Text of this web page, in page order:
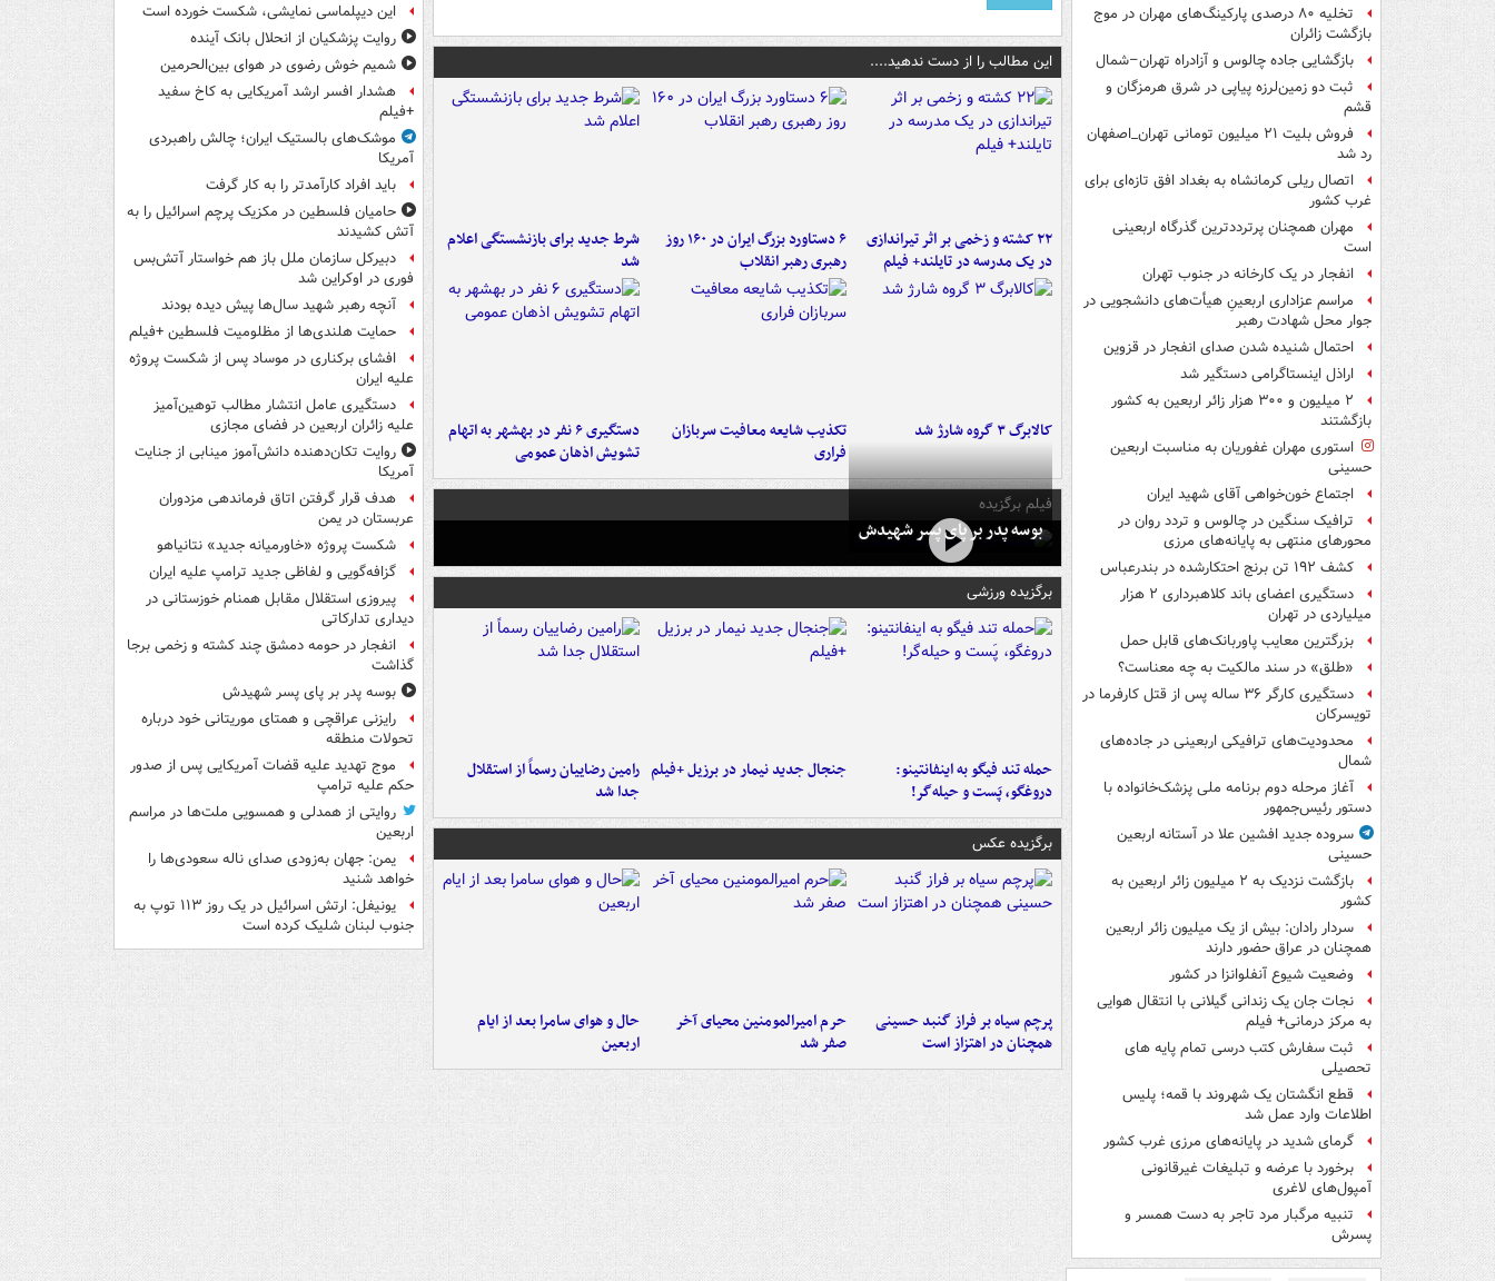
تخلیه ۸۰ درصدی پارکینگ‌های مهران در موج
بازگشت زائران
بازگشایی جاده چالوس و آزادراه تهران–شمال
ثبت دو زمین‌لرزه پیاپی در شرق هرمزگان و
قشم
فروش بلیت ۲۱ میلیون تومانی تهران_اصفهان
رد شد
اتصال ریلی کرمانشاه به بغداد افق تازه‌ای برای
غرب کشور
مهران همچنان پرترددترین گذرگاه اربعینی
است
انفجار در یک کارخانه در جنوب تهران
مراسم عزاداری اربعینِ هیأت‌های دانشجویی در
جوار محل شهادت رهبر
احتمال شنیده شدن صدای انفجار در قزوین
اراذل اینستاگرامی دستگیر شد
۲ میلیون و ۳۰۰ هزار زائر اربعین به کشور
بازگشتند
استوری مهران غفوریان به مناسبت اربعین
حسینی
اجتماع خون‌خواهی آقای شهید ایران
ترافیک سنگین در چالوس و تردد روان در
محورهای منتهی به پایانه‌های مرزی
کشف ۱۹۲ تن برنج احتکارشده در بندرعباس
دستگیری اعضای باند کلاهبرداری ۲ هزار
میلیاردی در تهران
بزرگترین معایب پاوربانک‌های قابل حمل
«طلق» در سند مالکیت به چه معناست؟
دستگیری کارگر ۳۶ ساله پس از قتل کارفرما در
تویسرکان
محدودیت‌های ترافیکی اربعینی در جاده‌های
شمال‌
آغاز مرحله دوم برنامه ملی پزشک‌خانواده با
دستور رئیس‌جمهور
سروده جدید افشین علا در آستانه اربعین
حسینی
بازگشت نزدیک به ۲ میلیون زائر اربعین به
کشور
سردار رادان: بیش از یک میلیون زائر اربعین
همچنان در عراق حضور دارند
وضعیت شیوع آنفلوانزا در کشور
نجات جان یک زندانی گیلانی با انتقال هوایی
به مرکز درمانی+ فیلم
ثبت سفارش کتب درسی تمام پایه های
تحصیلی
قطع انگشتان یک شهروند با قمه؛ پلیس
اطلاعات وارد عمل شد
گرمای شدید در پایانه‌های مرزی غرب کشور
برخورد با عرضه و تبلیغات غیرقانونی
آمپول‌های لاغری
تنبیه مرگبار مرد تاجر به دست همسر و
پسرش
این مطالب را از دست ندهید....
۲۲ کشته و زخمی بر اثر تیراندازی
در یک مدرسه در تایلند+ فیلم
۶ دستاورد بزرگ ایران در ۱۶۰ روز
رهبری رهبر انقلاب
شرط جدید برای بازنشستگی اعلام
شد
کالابرگ ۳ گروه شارژ شد
تکذیب شایعه معافیت سربازان
فراری
دستگیری ۶ نفر در بهشهر به اتهام
تشویش اذهان عمومی
فیلم برگزیده
بوسه‌ پدر بر پای پسر شهیدش
برگزیده ورزشی
حمله تند فیگو به اینفانتینو:
دروغگو، پَست‌ و حیله‌گر!
جنجال جدید نیمار در برزیل +فیلم رامین رضاییان رسماً از استقلال
جدا شد
برگزیده عکس
پرچم سیاه بر فراز گنبد حسینی
همچنان در اهتزاز است
حرم امیرالمومنین محیای آخر
صفر شد
حال و هوای سامرا بعد از ایام
اربعین
این دیپلماسی نمایشی، شکست خورده است
روایت پزشکیان از انحلال بانک آینده
شمیم خوش رضوی در هوای بین‌الحرمین
هشدار افسر ارشد آمریکایی به کاخ سفید
+فیلم
موشک‌های بالستیک ایران؛ چالش راهبردی
آمریکا
باید افراد کارآمدتر را به کار گرفت
حامیان فلسطین در مکزیک پرچم اسرائیل را به
آتش کشیدند
دبیرکل سازمان ملل باز هم خواستار آتش‌بس
فوری در اوکراین شد
آنچه رهبر شهید سال‌ها پیش دیده بودند
حمایت هلندی‌ها از مظلومیت فلسطین +فیلم
افشای برکناری در موساد پس از شکست پروژه
علیه ایران
دستگیری عامل انتشار مطالب توهین‌آمیز
علیه زائران اربعین در فضای مجازی
روایت تکان‌دهنده دانش‌آموز مینابی از جنایت
آمریکا
هدف قرار گرفتن اتاق‌ فرماندهی مزدوران
عربستان در یمن
شکست پروژه «خاورمیانه جدید» نتانیاهو
گزافه‌گویی و لفاظی جدید ترامپ علیه ایران
پیروزی استقلال مقابل همنام خوزستانی در
دیداری تدارکاتی
انفجار در حومه دمشق چند کشته و زخمی برجا
گذاشت
بوسه‌ پدر بر پای پسر شهیدش
رایزنی عراقچی و همتای موریتانی خود درباره
تحولات منطقه
موج تهدید علیه قضات آمریکایی پس از صدور
حکم علیه ترامپ
روایتی از همدلی و همسویی ملت‌ها در مراسم
اربعین
یمن: جهان به‌زودی صدای ناله سعودی‌ها را
خواهد شنید
یونیفل: ارتش اسرائیل در یک روز ۱۱۳ توپ به
جنوب لبنان شلیک کرده است